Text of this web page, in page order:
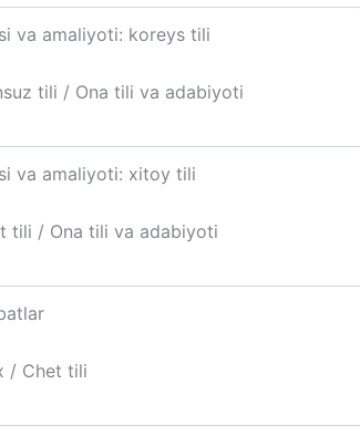
va amaliyoti: koreys tili
tili / Ona tili va adabiyoti
va amaliyoti: xitoy tili
tili / Ona tili va adabiyoti
/ Chet tili